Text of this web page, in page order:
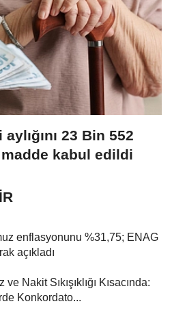
23 Bin 552
kabul edildi
enflasyonunu %31,75; ENAG
açıkladı
Nakit Sıkışıklığı Kısacında:
Konkordato...